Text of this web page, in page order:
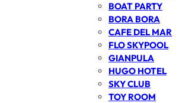
BOAT PARTY
BORA BORA
CAFE DEL MAR
FLO SKYPOOL
GIANPULA
HUGO HOTEL
SKY CLUB
TOY ROOM